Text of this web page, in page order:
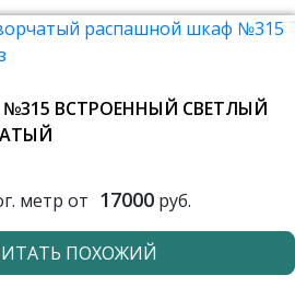
ВСТРОЕННЫЙ СВЕТЛЫЙ
метр от 17000руб.
ПОХОЖИЙ